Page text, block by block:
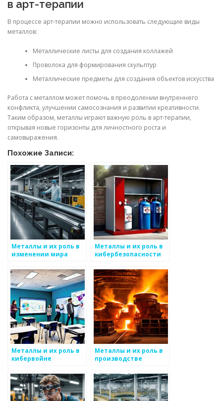
в арт-терапии
В процессе арт-терапии можно использовать следующие виды
металлов:
Металлические листы для создания коллажей
Проволока для формирования скульптур
Металлические предметы для создания объектов искусства
Работа с металлом может помочь в преодолении внутреннего
конфликта, улучшении самосознания и развитии креативности.
Таким образом, металлы играют важную роль в арт-терапии,
открывая новые горизонты для личностного роста и
самовыражения.
Похожие Записи:
Металлы и их роль в
изменении мира
Металлы и их роль в
кибербезопасности
Металлы и их роль в
кибервойне
Металлы и их роль в
производстве